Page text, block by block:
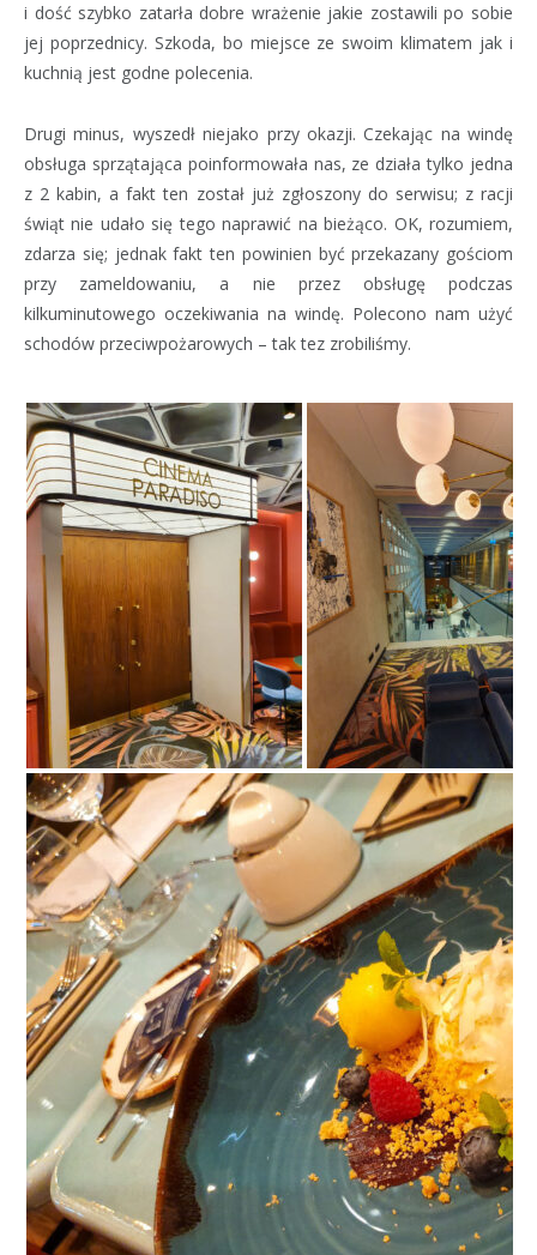
i dość szybko zatarła dobre wrażenie jakie zostawili po sobie
jej poprzednicy. Szkoda, bo miejsce ze swoim klimatem jak i
kuchnią jest godne polecenia.
Drugi minus, wyszedł niejako przy okazji. Czekając na windę
obsługa sprzątająca poinformowała nas, ze działa tylko jedna
z 2 kabin, a fakt ten został już zgłoszony do serwisu; z racji
świąt nie udało się tego naprawić na bieżąco. OK, rozumiem,
zdarza się; jednak fakt ten powinien być przekazany gościom
przy zameldowaniu, a nie przez obsługę podczas
kilkuminutowego oczekiwania na windę. Polecono nam użyć
schodów przeciwpożarowych – tak tez zrobiliśmy.